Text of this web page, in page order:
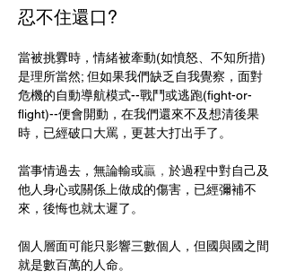
忍不住還口?
當被挑釁時，情緒被牽動(如憤怒、不知所措)
是理所當然; 但如果我們缺乏自我覺察，面對
危機的自動導航模式--戰鬥或逃跑(fight-or-
flight)--便會開動，在我們還來不及想清後果
時，已經破口大罵，更甚大打出手了。
當事情過去，無論輸或贏， 於過程中對自己及
他人身心或關係上做成的傷害，已經彌補不
來，後悔也就太遲了。
個人層面可能只影響三數個人，但國與國之間
就是數百萬的人命。